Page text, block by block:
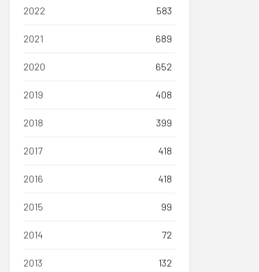
2022 583
2021 689
2020 652
2019 408
2018 399
2017 418
2016 418
2015 99
2014 72
2013 132